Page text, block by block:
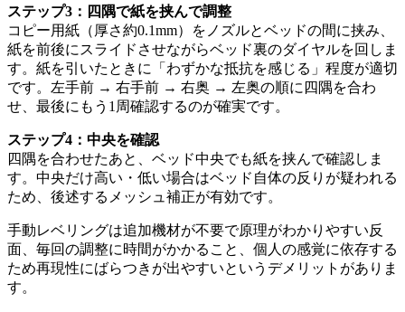
ステップ3：四隅で紙を挟んで調整
コピー用紙（厚さ約0.1mm）をノズルとベッドの間に挟み、
紙を前後にスライドさせながらベッド裏のダイヤルを回しま
す。紙を引いたときに「わずかな抵抗を感じる」程度が適切
です。左手前 → 右手前 → 右奥 → 左奥の順に四隅を合わ
せ、最後にもう1周確認するのが確実です。
ステップ4：中央を確認
四隅を合わせたあと、ベッド中央でも紙を挟んで確認しま
す。中央だけ高い・低い場合はベッド自体の反りが疑われる
ため、後述するメッシュ補正が有効です。
手動レベリングは追加機材が不要で原理がわかりやすい反
面、毎回の調整に時間がかかること、個人の感覚に依存する
ため再現性にばらつきが出やすいというデメリットがありま
す。